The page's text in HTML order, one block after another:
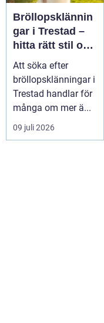
Bröllopsklännin
gar i Trestad –
hitta rätt stil och
passform inför
den stora dagen
Att söka efter
bröllopsklänningar i
Trestad handlar för
många om mer ä...
09 juli 2026